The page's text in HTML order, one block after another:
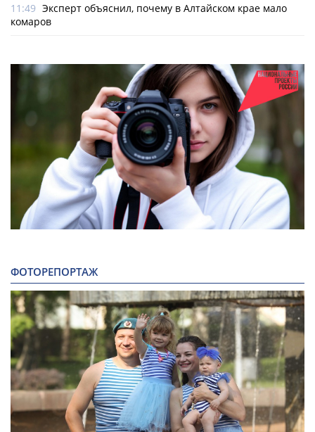
11:49 Эксперт объяснил, почему в Алтайском крае мало
комаров
ФОТОРЕПОРТАЖ